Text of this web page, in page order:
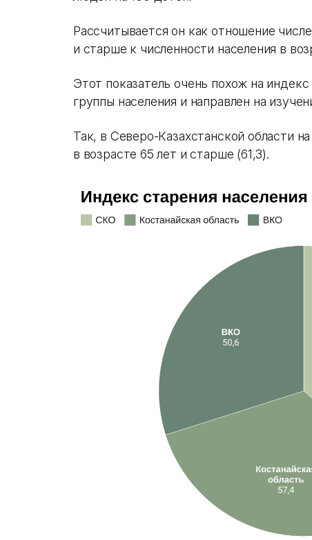
Рассчитывается он как отношение
и старше к численности населения в
Этот показатель очень похож на
группы населения и направлен на
Так, в Северо-Казахстанской области
в возрасте 65 лет и старше (61,3).